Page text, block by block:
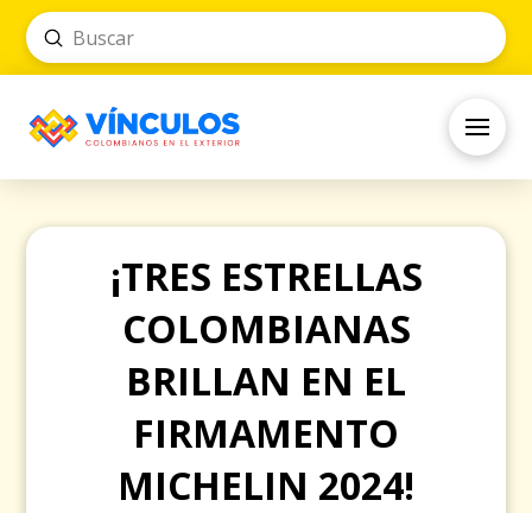
Search
Submit
¡TRES ESTRELLAS
COLOMBIANAS
BRILLAN EN EL
FIRMAMENTO
MICHELIN 2024!